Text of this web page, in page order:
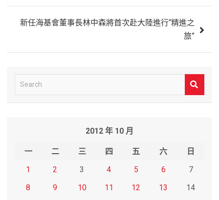
新任海基會董事長林中森將首次赴大陸進行“精進之
旅”
e
2012 年 10 月
一 二 三 四 五 六
日
1
2 3 4 5 6
7
8
9 10 11 12 13
14